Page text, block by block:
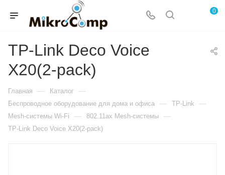
0
TP-Link Deco Voice
X20(2-pack)
Главная — Каталог —
Беспроводное оборудование для дома и офиса — TP-Link —
Mesh-системы Wi-Fi — 802.11ax Mesh-системы —
TP-Link Deco Voice X20(2-pack)